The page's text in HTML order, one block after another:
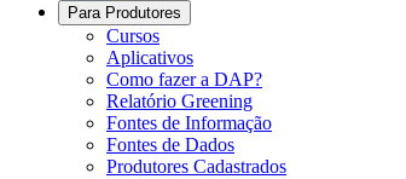
Para Produtores
Cursos
Aplicativos
Como fazer a DAP?
Relatório Greening
Fontes de Informação
Fontes de Dados
Produtores Cadastrados